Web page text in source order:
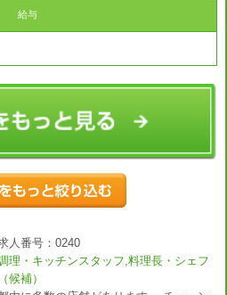
給与
人番号：0240
理・キッチンスタッフ,料理長・シェフ
（候補）